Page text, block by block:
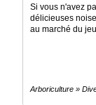
Si vous n'avez
délicieuses
au marché du
Arboriculture »